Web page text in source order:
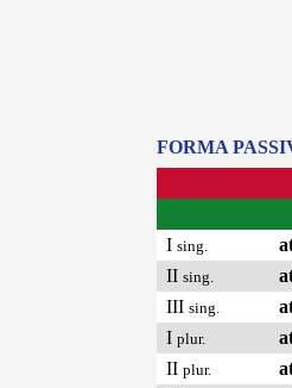
FORMA
I sing.
II sing.
III sing.
I plur.
II plur.